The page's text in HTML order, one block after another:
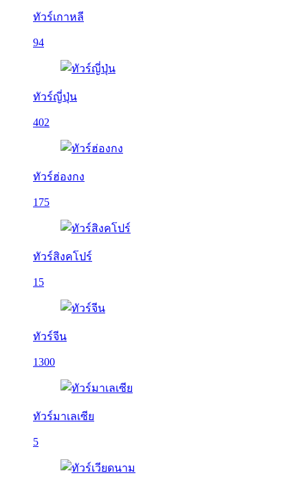
ทัวร์เกาหลี
94
ทัวร์ญี่ปุ่น
402
ทัวร์ฮ่องกง
175
ทัวร์สิงคโปร์
15
ทัวร์จีน
1300
ทัวร์มาเลเซีย
5